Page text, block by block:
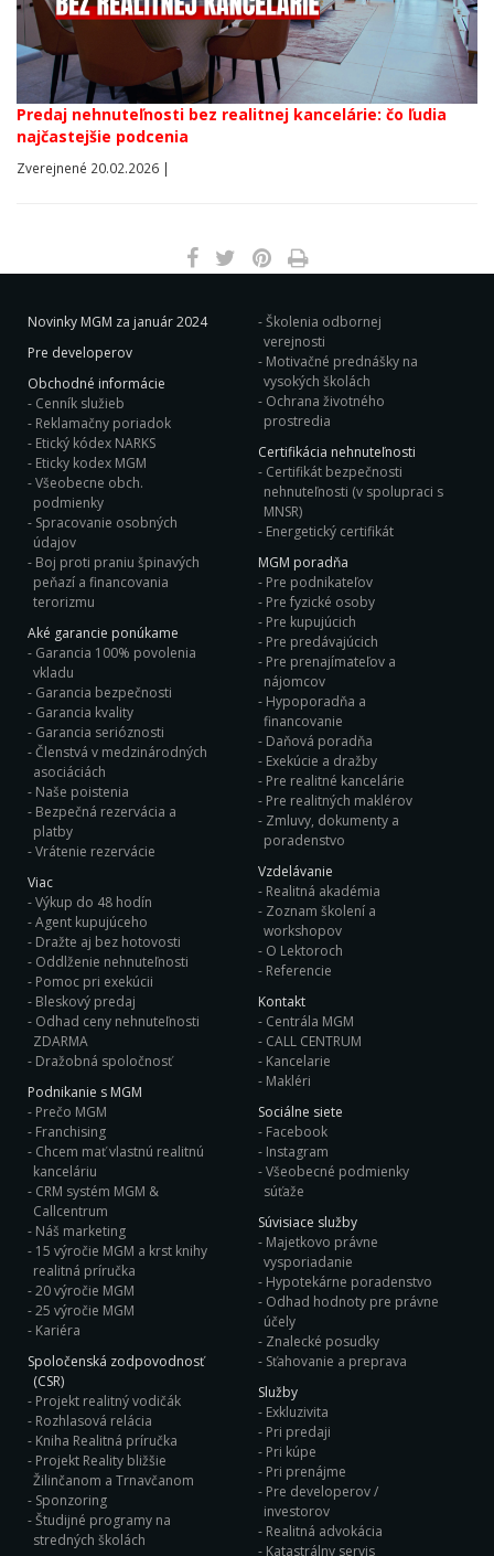
Predaj nehnuteľnosti bez realitnej kancelárie: čo ľudia
najčastejšie podcenia
Zverejnené 20.02.2026 |
Novinky MGM za január 2024
Pre developerov
Obchodné informácie
Cenník služieb
Reklamačny poriadok
Etický kódex NARKS
Eticky kodex MGM
Všeobecne obch.
podmienky
Spracovanie osobných
údajov
Boj proti praniu špinavých
peňazí a financovania
terorizmu
Aké garancie ponúkame
Garancia 100% povolenia
vkladu
Garancia bezpečnosti
Garancia kvality
Garancia serióznosti
Členstvá v medzinárodných
asociáciách
Naše poistenia
Bezpečná rezervácia a
platby
Vrátenie rezervácie
Viac
Výkup do 48 hodín
Agent kupujúceho
Dražte aj bez hotovosti
Oddlženie nehnuteľnosti
Pomoc pri exekúcii
Bleskový predaj
Odhad ceny nehnuteľnosti
ZDARMA
Dražobná spoločnosť
Podnikanie s MGM
Prečo MGM
Franchising
Chcem mať vlastnú realitnú
kanceláriu
CRM systém MGM &
Callcentrum
Náš marketing
15 výročie MGM a krst knihy
realitná príručka
20 výročie MGM
25 výročie MGM
Kariéra
Spoločenská zodpovodnosť
(CSR)
Projekt realitný vodičák
Rozhlasová relácia
Kniha Realitná príručka
Projekt Reality bližšie
Žilinčanom a Trnavčanom
Sponzoring
Študijné programy na
stredných školách
Školenia odbornej
verejnosti
Motivačné prednášky na
vysokých školách
Ochrana životného
prostredia
Certifikácia nehnuteľnosti
Certifikát bezpečnosti
nehnuteľnosti (v spolupraci s
MNSR)
Energetický certifikát
MGM poradňa
Pre podnikateľov
Pre fyzické osoby
Pre kupujúcich
Pre predávajúcich
Pre prenajímateľov a
nájomcov
Hypoporadňa a
financovanie
Daňová poradňa
Exekúcie a dražby
Pre realitné kancelárie
Pre realitných maklérov
Zmluvy, dokumenty a
poradenstvo
Vzdelávanie
Realitná akadémia
Zoznam školení a
workshopov
O Lektoroch
Referencie
Kontakt
Centrála MGM
CALL CENTRUM
Kancelarie
Makléri
Sociálne siete
Facebook
Instagram
Všeobecné podmienky
súťaže
Súvisiace služby
Majetkovo právne
vysporiadanie
Hypotekárne poradenstvo
Odhad hodnoty pre právne
účely
Znalecké posudky
Sťahovanie a preprava
Služby
Exkluzivita
Pri predaji
Pri kúpe
Pri prenájme
Pre developerov /
investorov
Realitná advokácia
Katastrálny servis